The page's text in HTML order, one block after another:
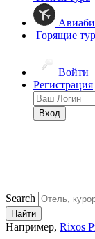
Горящие
Войти
Регистрация
Вход
Search
Найти
Например, Rixos